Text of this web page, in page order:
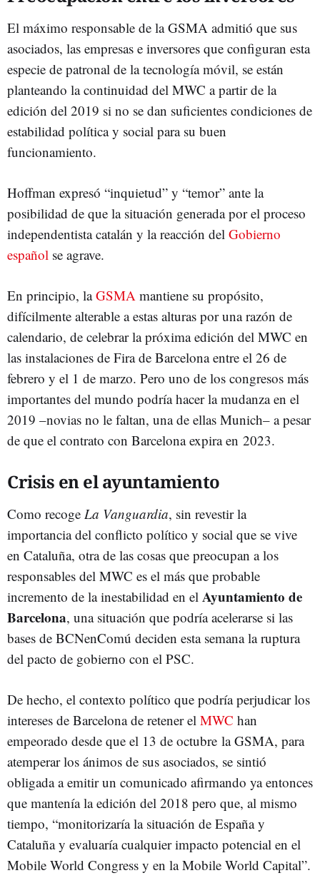
El máximo responsable de la GSMA admitió que sus
asociados, las empresas e inversores que configuran esta
especie de patronal de la tecnología móvil, se están
planteando la continuidad del MWC a partir de la
edición del 2019 si no se dan suficientes condiciones de
estabilidad política y social para su buen
funcionamiento.
Hoffman expresó “inquietud” y “temor” ante la
posibilidad de que la situación generada por el proceso
independentista catalán y la reacción del Gobierno
español se agrave.
En principio, laGSMA mantiene su propósito,
difícilmente alterable a estas alturas por una razón de
calendario, de celebrar la próxima edición del MWC en
las instalaciones de Fira de Barcelona entre el 26 de
febrero y el 1 de marzo. Pero uno de los congresos más
importantes del mundo podría hacer la mudanza en el
2019 –novias no le faltan, una de ellas Munich– a pesar
de que el contrato con Barcelona expira en 2023.
Crisis en el ayuntamiento
Como recoge La Vanguardia, sin revestir la
importancia del conflicto político y social que se vive
en Cataluña, otra de las cosas que preocupan a los
responsables del MWC es el más que probable
incremento de la inestabilidad en el Ayuntamiento de
Barcelona, una situación que podría acelerarse si las
bases de BCNenComú deciden esta semana la ruptura
del pacto de gobierno con el PSC.
De hecho, el contexto político que podría perjudicar los
intereses de Barcelona de retener el MWC han
empeorado desde que el 13 de octubre la GSMA, para
atemperar los ánimos de sus asociados, se sintió
obligada a emitir un comunicado afirmando ya entonces
que mantenía la edición del 2018 pero que, al mismo
tiempo, “monitorizaría la situación de España y
Cataluña y evaluaría cualquier impacto potencial en el
Mobile World Congress y en la Mobile World Capital”.